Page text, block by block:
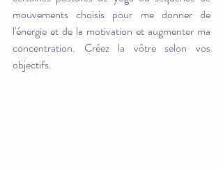
mouvements choisis pour me donner de
l'énergie et de la motivation et augmenter ma
concentration. Créez la vôtre selon vos
objectifs.